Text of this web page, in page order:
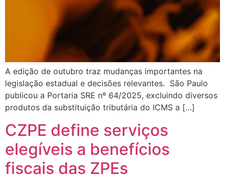
A edição de outubro traz mudanças importantes na
legislação estadual e decisões relevantes. São Paulo
publicou a Portaria SRE nº 64/2025, excluindo diversos
produtos da substituição tributária do ICMS a […]
CZPE define serviços
elegíveis a benefícios
fiscais das ZPEs